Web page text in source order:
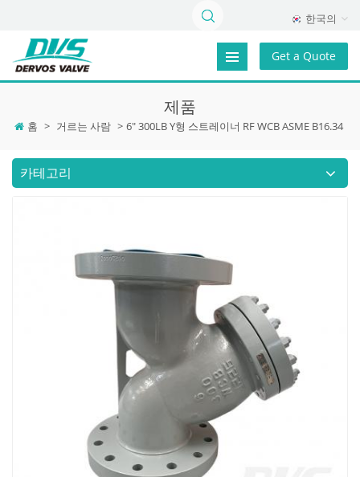
한국의
Get a Quote
제품
홈 > 거르는 사람 > 6" 300LB Y형 스트레이너 RF WCB ASME B16.34
카테고리